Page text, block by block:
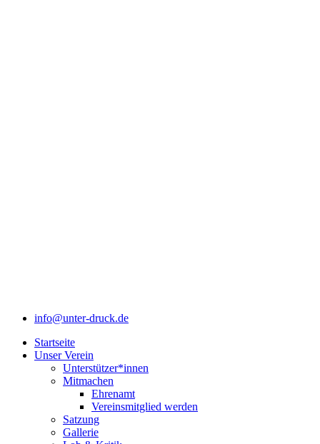
info@unter-druck.de
Startseite
Unser Verein
Unterstützer*innen
Mitmachen
Ehrenamt
Vereinsmitglied werden
Satzung
Gallerie